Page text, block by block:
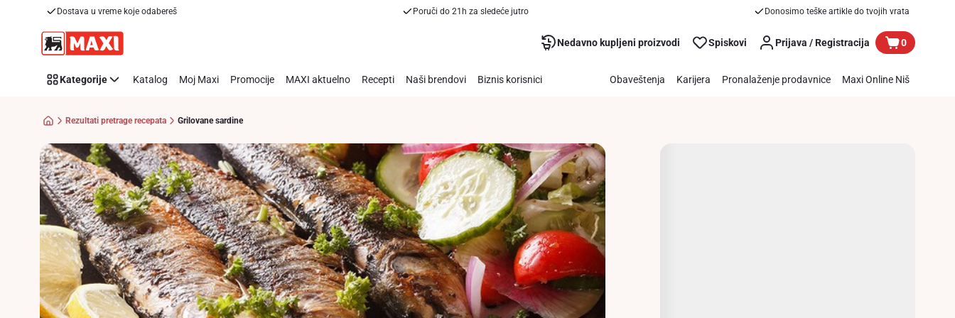
Dostava u vreme koje odabereš Poruči do 21h za sledeće jutro Donosimo teške artikle do tvojih vrata
Nedavno kupljeni proizvodi Spiskovi Prijava / Registracija 0
Kategorije Katalog Moj Maxi Promocije MAXI aktuelno Recepti Naši brendovi Biznis korisnici Obaveštenja Karijera Pronalaženje prodavnice Maxi Online Niš
Rezultati pretrage recepata Grilovane sardine